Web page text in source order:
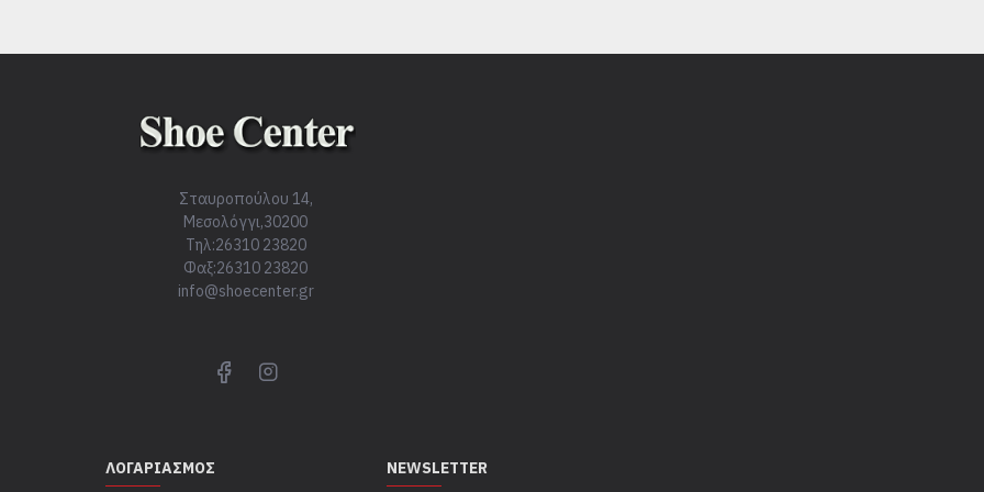
Σταυροπούλου 14,
Μεσολόγγι,30200
Τηλ:26310 23820
Φαξ:26310 23820
info@shoecenter.gr
ΛΟΓΑΡΙΑΣΜΌΣ NEWSLETTER